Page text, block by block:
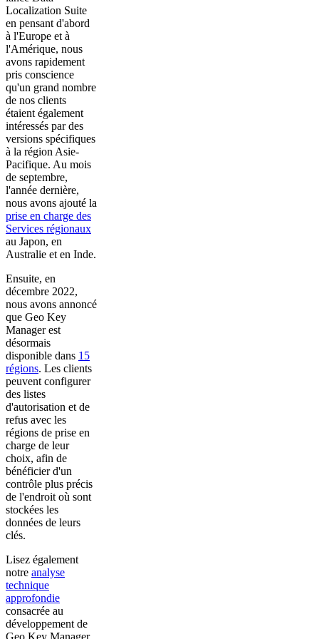
Localization Suite
en pensant d'abord
à l'Europe et à
l'Amérique, nous
avons rapidement
pris conscience
qu'un grand nombre
de nos clients
étaient également
intéressés par des
versions spécifiques
à la région Asie-
Pacifique. Au mois
de septembre,
l'année dernière,
nous avons ajouté la
prise en charge des
Services régionaux
au Japon, en
Australie et en Inde.
Ensuite, en
décembre 2022,
nous avons annoncé
que Geo Key
Manager est
désormais
disponible dans 15
régions. Les clients
peuvent configurer
des listes
d'autorisation et de
refus avec les
régions de prise en
charge de leur
choix, afin de
bénéficier d'un
contrôle plus précis
de l'endroit où sont
stockées les
données de leurs
clés.
Lisez également
notre analyse
technique
approfondie
consacrée au
développement de